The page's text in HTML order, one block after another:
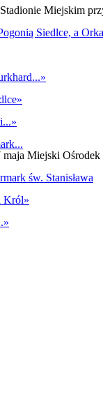
Miejskim
»
»
»
Miejski
Król»
»